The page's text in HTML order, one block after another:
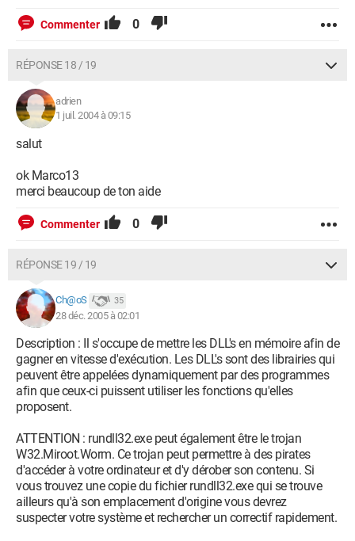
Commenter 0
RÉPONSE 18 / 19
adrien
1 juil. 2004 à 09:15
salut
ok Marco13
merci beaucoup de ton aide
Commenter 0
RÉPONSE 19 / 19
Ch@oS 35
28 déc. 2005 à 02:01
Description : Il s'occupe de mettre les DLL's en mémoire afin de
gagner en vitesse d'exécution. Les DLL's sont des librairies qui
peuvent être appelées dynamiquement par des programmes
afin que ceux-ci puissent utiliser les fonctions qu'elles
proposent.
ATTENTION : rundll32.exe peut également être le trojan
W32.Miroot.Worm. Ce trojan peut permettre à des pirates
d'accéder à votre ordinateur et d'y dérober son contenu. Si
vous trouvez une copie du fichier rundll32.exe qui se trouve
ailleurs qu'à son emplacement d'origine vous devrez
suspecter votre système et rechercher un correctif rapidement.